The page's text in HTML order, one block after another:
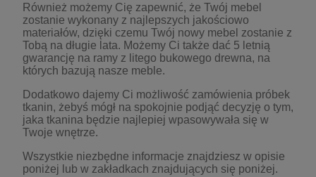
Również możemy Cię zapewnić, że Twój mebel
zostanie wykonany z najlepszych jakościowo
materiałów, dzięki czemu Twój nowy mebel zostanie z
Tobą na długie lata. Możemy Ci także dać 5 letnią
gwarancję na ramy z litego bukowego drewna, na
których bazują nasze meble.
Dodatkowo dajemy Ci możliwość zamówienia próbek
tkanin, żebyś mógł na spokojnie podjąć decyzję o tym,
jaka tkanina będzie najlepiej wpasowywała się w
Twoje wnętrze.
Wszystkie niezbędne informacje znajdziesz w opisie
poniżej lub w zakładkach znajdujących się poniżej.